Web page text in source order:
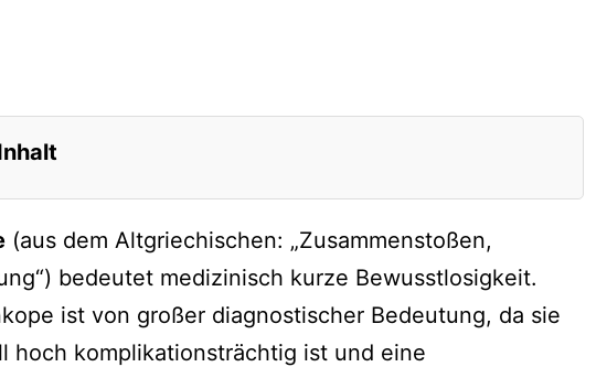
(aus dem Altgriechischen: „Zusammenstoßen,
bedeutet medizinisch kurze Bewusstlosigkeit.
ist von großer diagnostischer Bedeutung, da sie
hoch komplikationsträchtig ist und eine